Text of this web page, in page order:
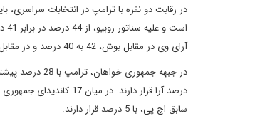
آرای وی در مقابل بوش، 42 به 40 درصد و در مقابل روبیو، 44 به 43 درصد است.
سابق اچ پی، با 5 درصد قرار دارند.